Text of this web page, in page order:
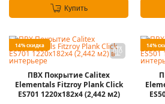
Купить
14% скидка
ПВХ Покрытие Calitex
Elementals Fitzroy Plank Click
ES701 1220x182x4 (2,442 м2)
14%